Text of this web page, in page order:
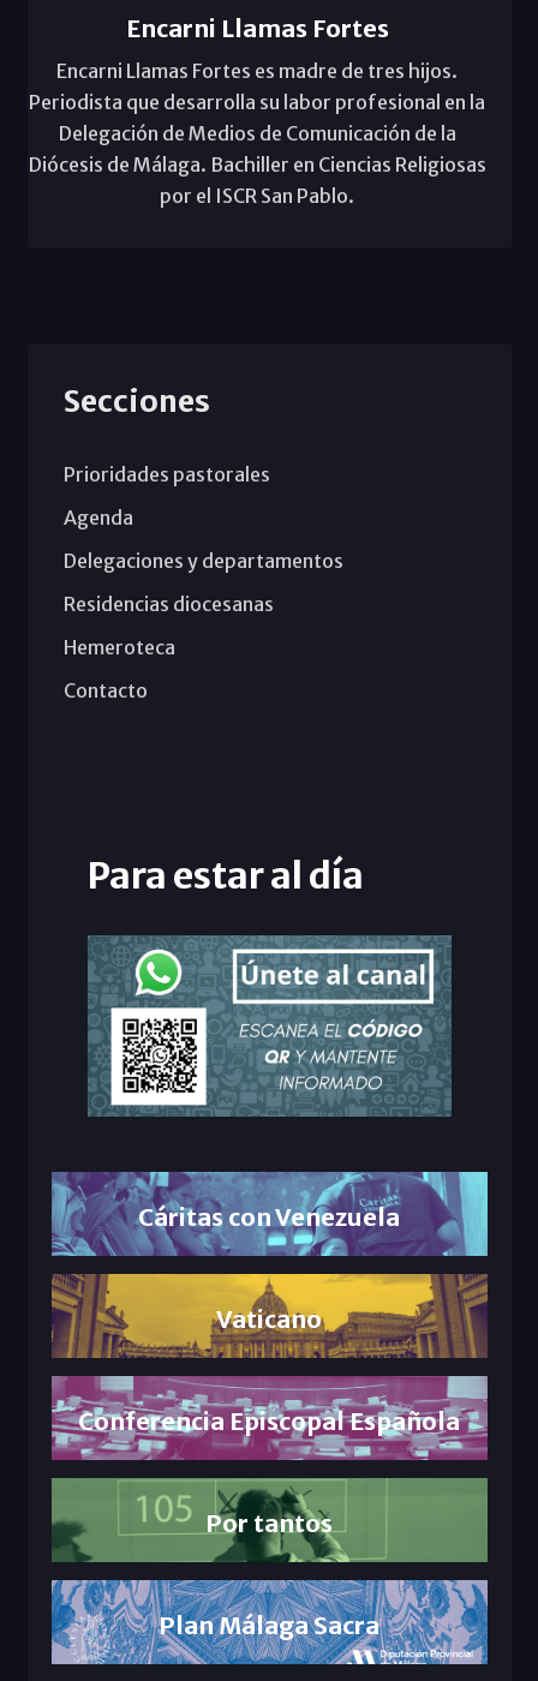
Encarni Llamas Fortes
Encarni Llamas Fortes es madre de tres hijos.
Periodista que desarrolla su labor profesional en la
Delegación de Medios de Comunicación de la
Diócesis de Málaga. Bachiller en Ciencias Religiosas
por el ISCR San Pablo.
Secciones
Prioridades pastorales
Agenda
Delegaciones y departamentos
Residencias diocesanas
Hemeroteca
Contacto
Para estar al día
Cáritas con Venezuela
Vaticano
Conferencia Episcopal Española
Por tantos
Plan Málaga Sacra